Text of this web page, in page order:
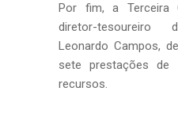
Por fim, a Terceira
diretor-tesoureiro
Leonardo Campos,
sete prestações
recursos.